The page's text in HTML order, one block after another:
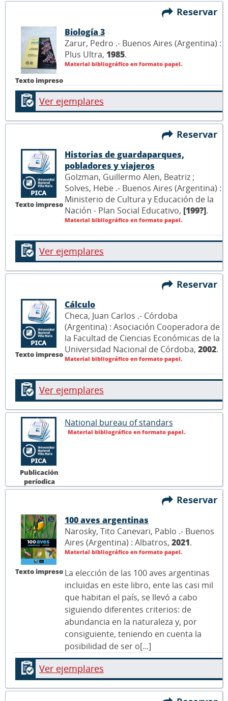
Reservar
Texto impreso
Biología 3
Zarur, Pedro .- Buenos Aires (Argentina) :
Plus Ultra, 1985.
Material bibliográfico en formato papel.
Ver ejemplares
Reservar
Texto impreso
Historias de guardaparques,
pobladores y viajeros
Golzman, Guillermo Alen, Beatriz ;
Solves, Hebe .- Buenos Aires (Argentina) :
Ministerio de Cultura y Educación de la
Nación - Plan Social Educativo, [199?].
Material bibliográfico en formato papel.
Ver ejemplares
Reservar
Texto impreso
Cálculo
Checa, Juan Carlos .- Córdoba
(Argentina) : Asociación Cooperadora de
la Facultad de Ciencias Económicas de la
Universidad Nacional de Córdoba, 2002.
Material bibliográfico en formato papel.
Ver ejemplares
Publicación
períodica
National bureau of standars
Material bibliográfico en formato papel.
Reservar
Texto impreso
100 aves argentinas
Narosky, Tito Canevari, Pablo .- Buenos
Aires (Argentina) : Albatros, 2021.
Material bibliográfico en formato papel.
La elección de las 100 aves argentinas
incluidas en este libro, ente las casi mil
que habitan el país, se llevó a cabo
siguiendo diferentes criterios: de
abundancia en la naturaleza y, por
consiguiente, teniendo en cuenta la
posibilidad de ser o[...]
Ver ejemplares